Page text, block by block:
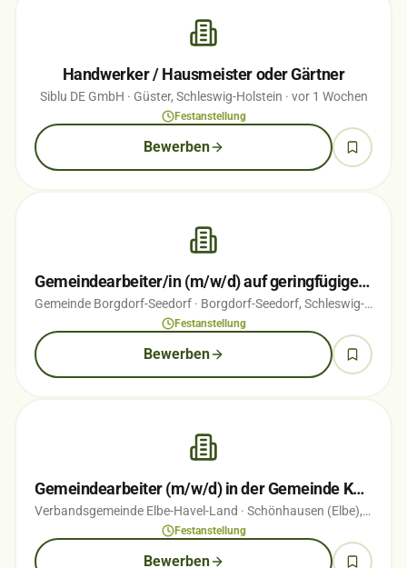
Handwerker / Hausmeister oder Gärtner
Siblu DE GmbH · Güster, Schleswig-Holstein · vor 1 Wochen
Festanstellung
Bewerben
Gemeindearbeiter/in (m/w/d) auf geringfügiger Basis
Gemeinde Borgdorf-Seedorf · Borgdorf-Seedorf, Schleswig-Holstein
Festanstellung
Bewerben
Gemeindearbeiter (m/w/d) in der Gemeinde Kamern
Verbandsgemeinde Elbe-Havel-Land · Schönhausen (Elbe), Sachsen-Anhalt
Festanstellung
Bewerben